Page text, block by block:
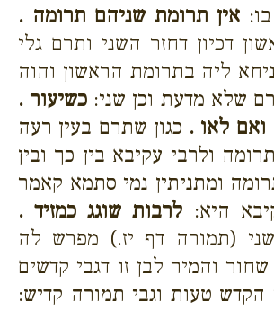
אין תרומת שניהם תרומה .
דכיון דחזר השני ותרם גלי
ליה בתרומת הראשון והוה
שלא מדעת וכן שני: כשיעור .
ואם לאו . כגון שתרם בעין רעה
ולרבי עקיבא בין כך ובין
ומתניתין נמי סתמא קאמר
היא: לרבות שוגג כמזיד .
(תמורה דף יז.) מפרש לה
והמיר לבן זו דגבי קדשים
הקדש טעות וגבי תמורה קדיש: